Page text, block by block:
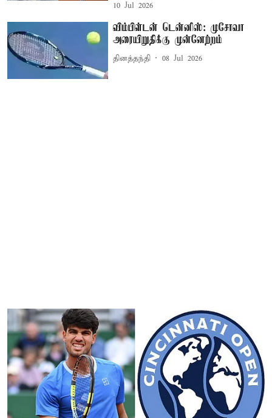
10 Jul 2026
விம்பிள்டன் டென்னிஸ்: முசோவா
அரையிறுதிக்கு முன்னேற்றம்
தினத்தந்தி 08 Jul 2026